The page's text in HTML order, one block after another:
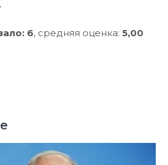
6, средняя оценка: 5,00